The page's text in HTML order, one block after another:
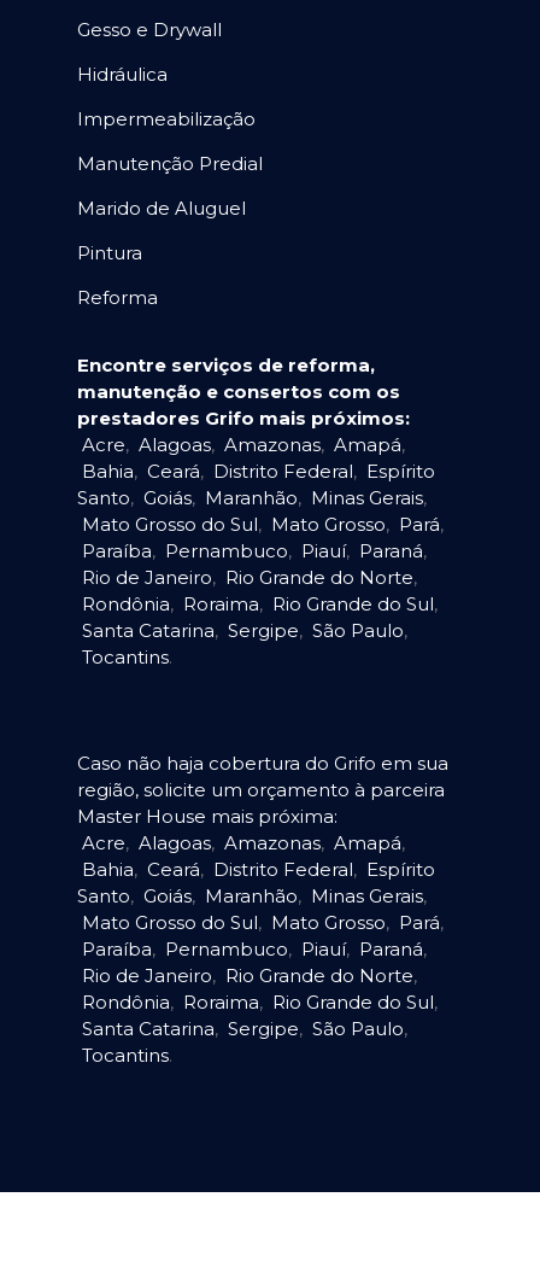
Gesso e Drywall
Hidráulica
Impermeabilização
Manutenção Predial
Marido de Aluguel
Pintura
Reforma
Encontre serviços de reforma,
manutenção e consertos com os
prestadores Grifo mais próximos:
Acre, Alagoas, Amazonas, Amapá,
Bahia, Ceará, Distrito Federal, Espírito
Santo, Goiás, Maranhão, Minas Gerais,
Mato Grosso do Sul, Mato Grosso, Pará,
Paraíba, Pernambuco, Piauí, Paraná,
Rio de Janeiro, Rio Grande do Norte,
Rondônia, Roraima, Rio Grande do Sul,
Santa Catarina, Sergipe, São Paulo,
Tocantins.
Caso não haja cobertura do Grifo em sua
região, solicite um orçamento à parceira
Master House mais próxima:
Acre, Alagoas, Amazonas, Amapá,
Bahia, Ceará, Distrito Federal, Espírito
Santo, Goiás, Maranhão, Minas Gerais,
Mato Grosso do Sul, Mato Grosso, Pará,
Paraíba, Pernambuco, Piauí, Paraná,
Rio de Janeiro, Rio Grande do Norte,
Rondônia, Roraima, Rio Grande do Sul,
Santa Catarina, Sergipe, São Paulo,
Tocantins.